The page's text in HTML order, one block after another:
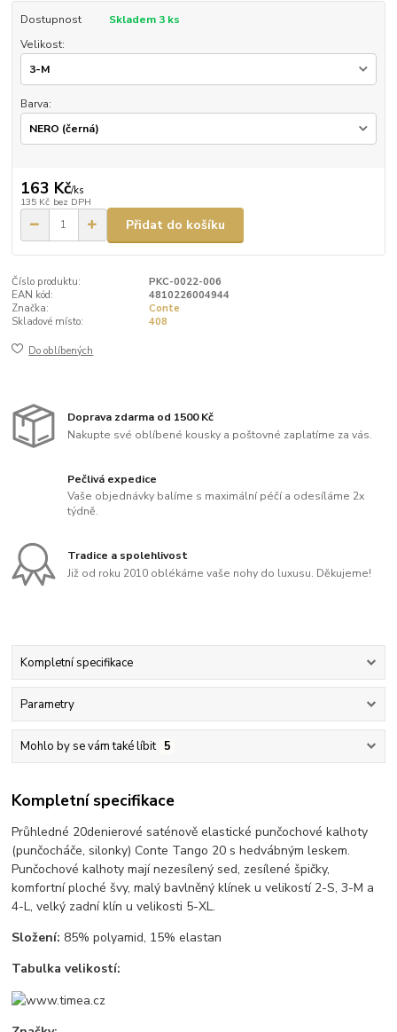
Dostupnost
Skladem 3 ks
Velikost:
Barva:
163 Kč/ks
135 Kč bez DPH
Přidat do košíku
Číslo produktu:
PKC-0022-006
EAN kód:
4810226004944
Značka:
Conte
Skladové místo:
408
Do oblíbených
Doprava zdarma od 1500 Kč
Nakupte své oblíbené kousky a poštovné zaplatíme za vás.
Pečlivá expedice
Vaše objednávky balíme s maximální péčí a odesíláme 2x
týdně.
Tradice a spolehlivost
Již od roku 2010 oblékáme vaše nohy do luxusu. Děkujeme!
Kompletní specifikace
Parametry
Mohlo by se vám také líbit 5
Kompletní specifikace
Průhledné 20denierové saténově elastické punčochové kalhoty
(punčocháče, silonky) Conte Tango 20 s hedvábným leskem.
Punčochové kalhoty mají nezesílený sed, zesílené špičky,
komfortní ploché švy, malý bavlněný klínek u velikostí 2-S, 3-M a
4-L, velký zadní klín u velikosti 5-XL.
Složení: 85% polyamid, 15% elastan
Tabulka velikostí: